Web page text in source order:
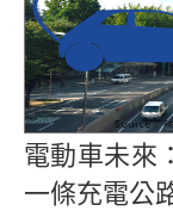
電動車未來
一條充電公